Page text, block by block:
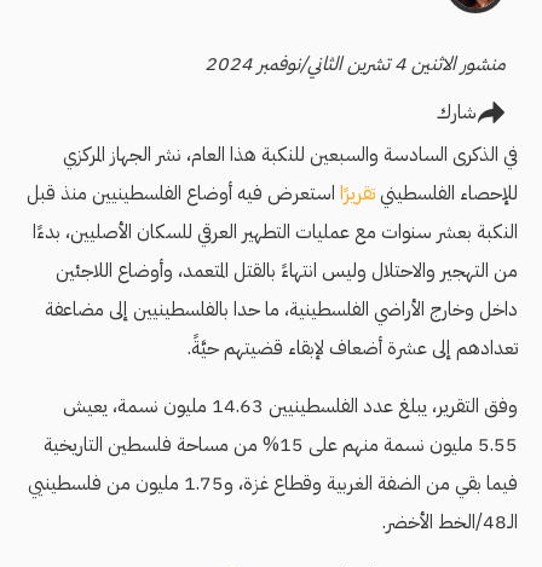
منشور الاثنين 4 تشرين الثاني/نوفمبر 2024
شارك
في الذكرى السادسة والسبعين للنكبة هذا العام، نشر الجهاز المركزي
للإحصاء الفلسطيني تقريرًا استعرض فيه أوضاع الفلسطينيين منذ قبل
النكبة بعشر سنوات مع عمليات التطهير العرقي للسكان الأصليين، بدءًا
من التهجير والاحتلال وليس انتهاءً بالقتل المتعمد، وأوضاع اللاجئين
داخل وخارج الأراضي الفلسطينية، ما حدا بالفلسطينيين إلى مضاعفة
تعدادهم إلى عشرة أضعاف لإبقاء قضيتهم حيَّةً.
وفق التقرير، يبلغ عدد الفلسطينيين 14.63 مليون نسمة، يعيش
5.55 مليون نسمة منهم على 15% من مساحة فلسطين التاريخية
فيما بقي من الضفة الغربية وقطاع غزة، و1.75 مليون من فلسطينيي
الـ48/الخط الأخضر.